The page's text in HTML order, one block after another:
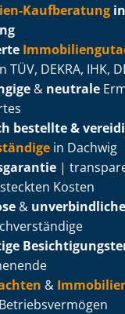
Kaufberatung
TÜV, DEKRA, IHK,
& neutrale
bestellte &
in Dachwig
|
Kosten
&
&